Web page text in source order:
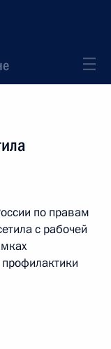
по правам
с рабочей